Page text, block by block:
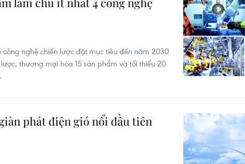
nghệ chiến lược đặt mục tiêu đến năm 2030
thương mại hóa 15 sản phẩm và tối thiểu 20
phát điện gió nổi đầu tiên